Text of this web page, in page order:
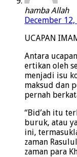
hamba Allah
December
UCAPAN
Antara
ertikan oleh
menjadi isu
maksud dan
pernah
“Bid’ah itu
buruk, atau
ini,
zaman
zaman para